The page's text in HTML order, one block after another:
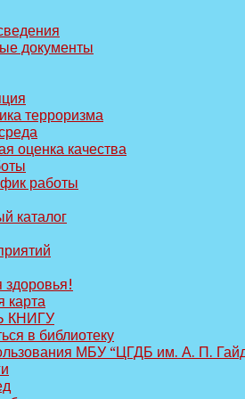
документы
терроризма
оценка качества
работы
каталог
здоровья!
карта
КНИГУ
в библиотеку
МБУ “ЦГДБ им. А. П.